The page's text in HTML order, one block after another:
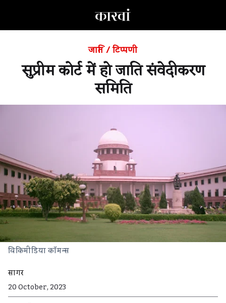
जाति/टिप्पणी
सुप्रीम कोर्ट में हो जाति संवेदीकरण
समिति
विकिमीडिया कॉमन्स
सागर
20 October, 2023